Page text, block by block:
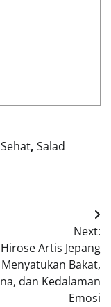
, Salad
Next:
Artis Jepang
Bakat,
dan Kedalaman
Emosi